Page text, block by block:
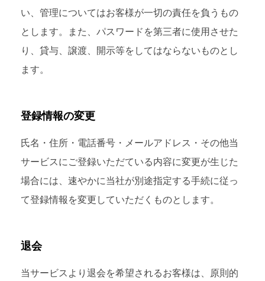
い、管理についてはお客様が一切の責任を負うもの
とします。また、パスワードを第三者に使用させた
り、貸与、譲渡、開示等をしてはならないものとし
ます。
登録情報の変更
氏名・住所・電話番号・メールアドレス・その他当
サービスにご登録いただている内容に変更が生じた
場合には、速やかに当社が別途指定する手続に従っ
て登録情報を変更していただくものとします。
退会
当サービスより退会を希望されるお客様は、原則的